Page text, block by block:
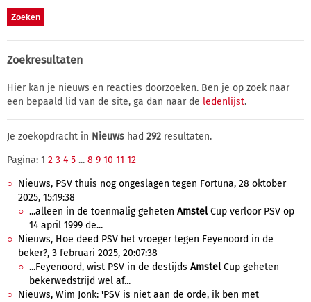
Zoekresultaten
Hier kan je nieuws en reacties doorzoeken. Ben je op zoek naar
een bepaald lid van de site, ga dan naar de ledenlijst.
Je zoekopdracht in Nieuws had 292 resultaten.
Pagina: 1 2 3 4 5 ... 8 9 10 11 12
Nieuws, PSV thuis nog ongeslagen tegen Fortuna, 28 oktober
2025, 15:19:38
...alleen in de toenmalig geheten AmstelCup verloor PSV op
14 april 1999 de...
Nieuws, Hoe deed PSV het vroeger tegen Feyenoord in de
beker?, 3 februari 2025, 20:07:38
...Feyenoord, wist PSV in de destijds AmstelCup geheten
bekerwedstrijd wel af...
Nieuws, Wim Jonk: 'PSV is niet aan de orde, ik ben met